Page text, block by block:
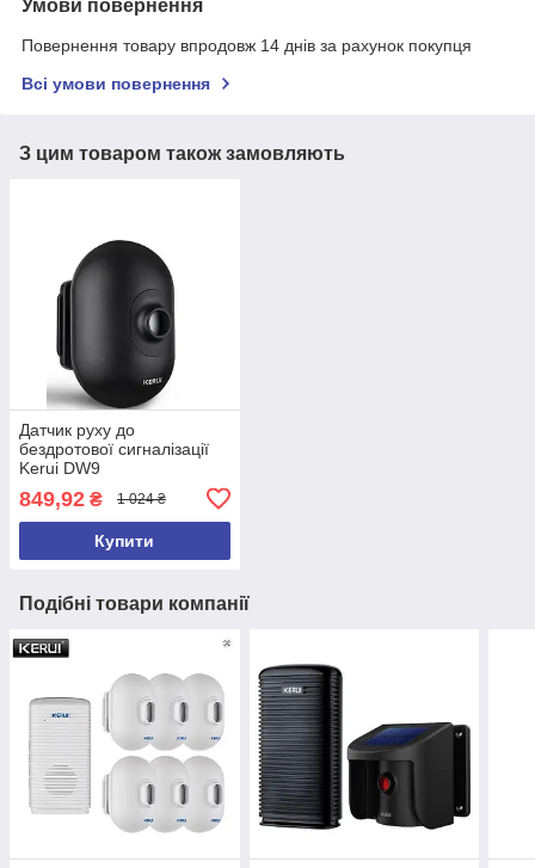
Умови повернення
Повернення товару впродовж 14 днів за рахунок покупця
Всі умови повернення
З цим товаром також замовляють
Датчик руху до
бездротової сигналізації
Kerui DW9
849,92 ₴ 1 024 ₴
Купити
Подібні товари компанії